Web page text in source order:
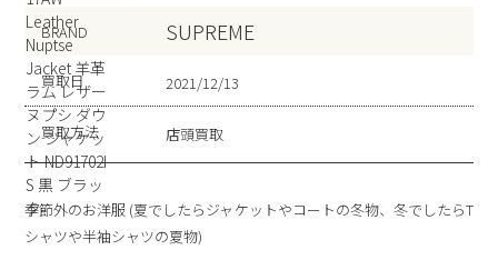
BRAND SUPREME
買取日 2021/12/13
買取方法 店頭買取
季節外のお洋服 (夏でしたらジャケットやコートの冬物、冬でしたらT
シャツや半袖シャツの夏物)